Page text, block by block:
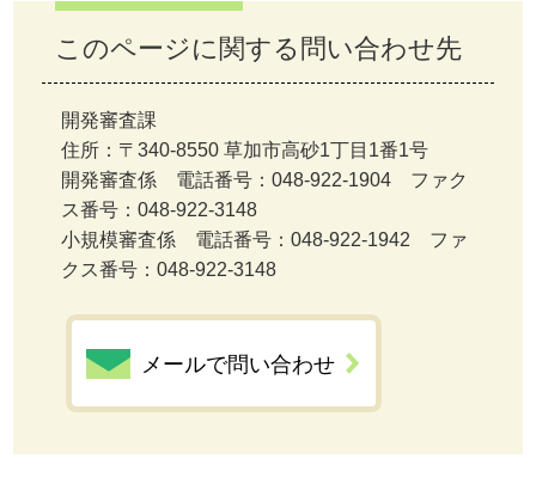
このページに関する問い合わせ先
開発審査課
住所：〒340-8550 草加市高砂1丁目1番1号
開発審査係 電話番号：048-922-1904 ファク
ス番号：048-922-3148
小規模審査係 電話番号：048-922-1942 ファ
クス番号：048-922-3148
メールで問い合わせ